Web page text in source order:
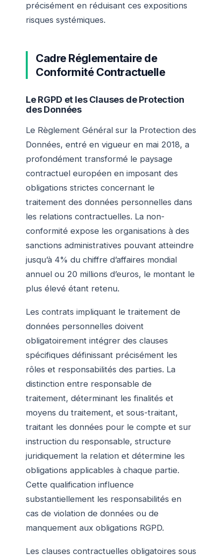
précisément en réduisant ces expositions
risques systémiques.
Cadre Réglementaire de
Conformité Contractuelle
Le RGPD et les Clauses de Protection
des Données
Le Règlement Général sur la Protection des
Données, entré en vigueur en mai 2018, a
profondément transformé le paysage
contractuel européen en imposant des
obligations strictes concernant le
traitement des données personnelles dans
les relations contractuelles. La non-
conformité expose les organisations à des
sanctions administratives pouvant atteindre
jusqu’à 4% du chiffre d’affaires mondial
annuel ou 20 millions d’euros, le montant le
plus élevé étant retenu.
Les contrats impliquant le traitement de
données personnelles doivent
obligatoirement intégrer des clauses
spécifiques définissant précisément les
rôles et responsabilités des parties. La
distinction entre responsable de
traitement, déterminant les finalités et
moyens du traitement, et sous-traitant,
traitant les données pour le compte et sur
instruction du responsable, structure
juridiquement la relation et détermine les
obligations applicables à chaque partie.
Cette qualification influence
substantiellement les responsabilités en
cas de violation de données ou de
manquement aux obligations RGPD.
Les clauses contractuelles obligatoires sous